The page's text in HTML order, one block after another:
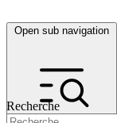
Open sub navigation
Recherche